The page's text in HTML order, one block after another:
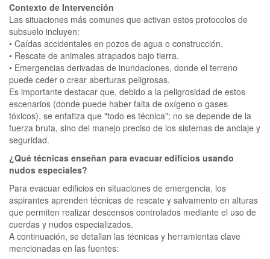
Contexto de Intervención
Las situaciones más comunes que activan estos protocolos de
subsuelo incluyen:
• Caídas accidentales en pozos de agua o construcción.
• Rescate de animales atrapados bajo tierra.
• Emergencias derivadas de inundaciones, donde el terreno
puede ceder o crear aberturas peligrosas.
Es importante destacar que, debido a la peligrosidad de estos
escenarios (donde puede haber falta de oxígeno o gases
tóxicos), se enfatiza que "todo es técnica"; no se depende de la
fuerza bruta, sino del manejo preciso de los sistemas de anclaje y
seguridad.
¿Qué técnicas enseñan para evacuar edificios usando
nudos especiales?
Para evacuar edificios en situaciones de emergencia, los
aspirantes aprenden técnicas de rescate y salvamento en alturas
que permiten realizar descensos controlados mediante el uso de
cuerdas y nudos especializados.
A continuación, se detallan las técnicas y herramientas clave
mencionadas en las fuentes: